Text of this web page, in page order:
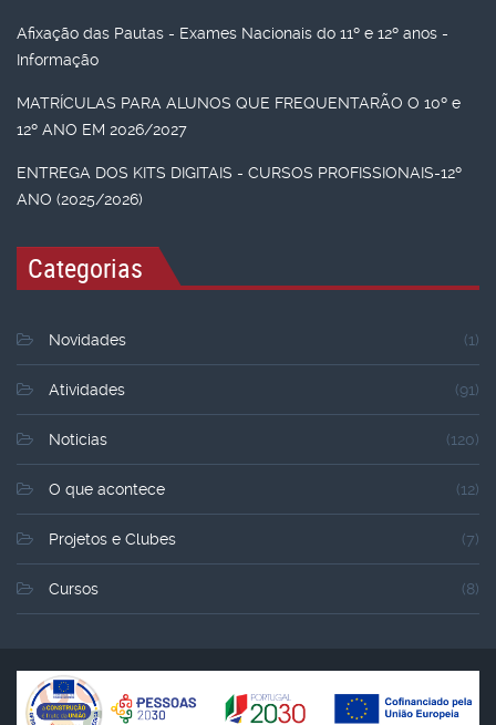
Afixação das Pautas - Exames Nacionais do 11º e 12º anos -
Informação
MATRÍCULAS PARA ALUNOS QUE FREQUENTARÃO O 10º e
12º ANO EM 2026/2027
ENTREGA DOS KITS DIGITAIS - CURSOS PROFISSIONAIS-12º
ANO (2025/2026)
Categorias
Novidades (1)
Atividades (91)
Noticias (120)
O que acontece (12)
Projetos e Clubes (7)
Cursos (8)